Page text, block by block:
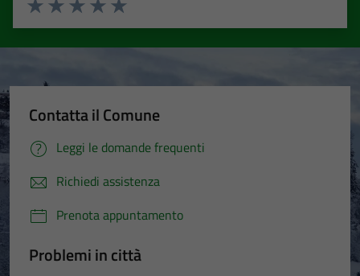
Valuta 5 stelle su 5
Valuta 4 stelle su 5
Valuta 3 stelle su 5
Valuta 2 stelle su 5
Valuta 1 stelle su 5
Contatta il Comune
Leggi le domande frequenti
Richiedi assistenza
Prenota appuntamento
Problemi in città